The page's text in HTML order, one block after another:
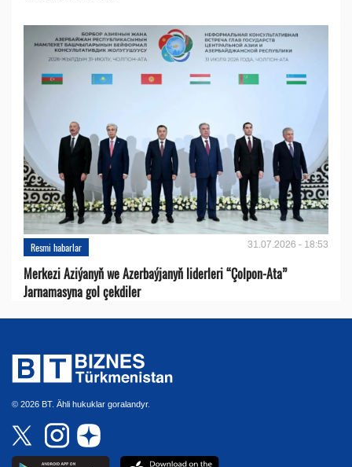
Resmi habarlar 31.07.2026 - 18:53
Merkezi Aziýanyň we Azerbaýjanyň liderleri “Çolpon-Ata”
Jarnamasyna gol çekdiler
© 2026 BT. Ähli hukuklar goralandyr.